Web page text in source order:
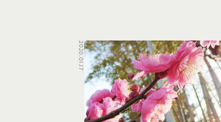
2020.01.17